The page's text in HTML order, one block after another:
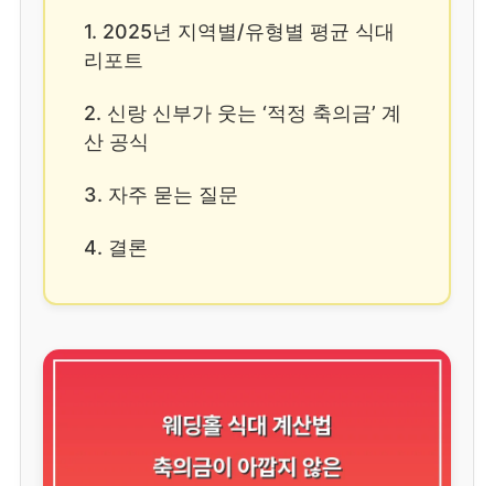
1. 2025년 지역별/유형별 평균 식대
리포트
2. 신랑 신부가 웃는 ‘적정 축의금’ 계
산 공식
3. 자주 묻는 질문
4. 결론